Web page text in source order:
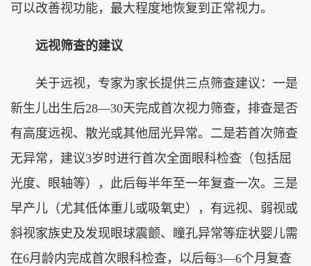
可以改善视功能，最大程度地恢复到正常视力。
远视筛查的建议
关于远视，专家为家长提供三点筛查建议：一是
新生儿出生后28—30天完成首次视力筛查，排查是否
有高度远视、散光或其他屈光异常。二是若首次筛查
无异常，建议3岁时进行首次全面眼科检查（包括屈
光度、眼轴等），此后每半年至一年复查一次。三是
早产儿（尤其低体重儿或吸氧史），有远视、弱视或
斜视家族史及发现眼球震颤、瞳孔异常等症状婴儿需
在6月龄内完成首次眼科检查，以后每3—6个月复查